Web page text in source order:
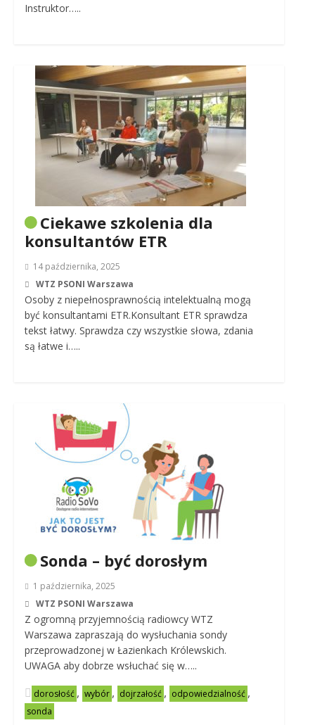
Instruktor…..
Ciekawe szkolenia dla
konsultantów ETR
14 października, 2025
WTZ PSONI Warszawa
Osoby z niepełnosprawnością intelektualną mogą
być konsultantami ETR.Konsultant ETR sprawdza
tekst łatwy. Sprawdza czy wszystkie słowa, zdania
są łatwe i…..
Sonda – być dorosłym
1 października, 2025
WTZ PSONI Warszawa
Z ogromną przyjemnością radiowcy WTZ
Warszawa zapraszają do wysłuchania sondy
przeprowadzonej w Łazienkach Królewskich.
UWAGA aby dobrze wsłuchać się w…..
dorosłość , wybór , dojrzałość , odpowiedzialność ,
sonda